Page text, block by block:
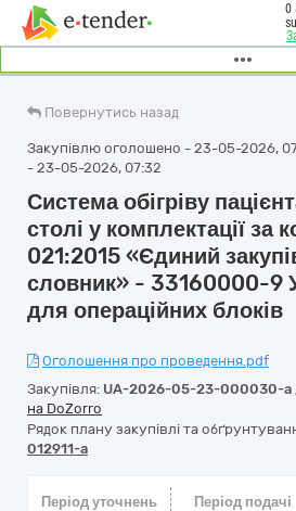
0
Повернутись назад
Закупівлю оголошено - 23-05-2026,
- 23-05-2026, 07:32
Система обігріву
столі у комплектації за
021:2015 «Єдиний
словник» - 33160000-9
для операційних блоків
Оголошення про проведення.pdf
Закупівля: UA-2026-05-23-000030-a
на DoZorro
Рядок плану закупівлі та
012911-a
Період уточнень
Період подачі